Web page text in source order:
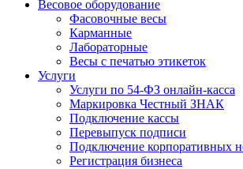
Весовое оборудование
Фасовочные весы
Карманные
Лабораторные
Весы с печатью этикеток
Услуги
Услуги по 54-ФЗ онлайн-касса
Маркировка Честный ЗНАК
Подключение кассы
Перевыпуск подписи
Подключение корпоративных
Регистрация бизнеса